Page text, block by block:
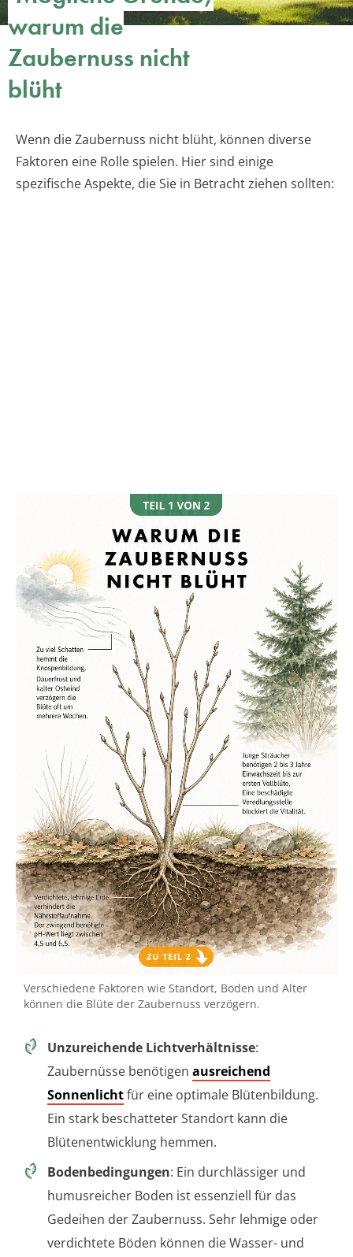
warum die
Zaubernuss nicht
blüht
Wenn die Zaubernuss nicht blüht, können diverse
Faktoren eine Rolle spielen. Hier sind einige
spezifische Aspekte, die Sie in Betracht ziehen sollten:
Verschiedene Faktoren wie Standort, Boden und Alter
können die Blüte der Zaubernuss verzögern.
Unzureichende Lichtverhältnisse:
Zaubernüsse benötigen ausreichend
Sonnenlichtfür eine optimale Blütenbildung.
Ein stark beschatteter Standort kann die
Blütenentwicklung hemmen.
Bodenbedingungen: Ein durchlässiger und
humusreicher Boden ist essenziell für das
Gedeihen der Zaubernuss. Sehr lehmige oder
verdichtete Böden können die Wasser- und